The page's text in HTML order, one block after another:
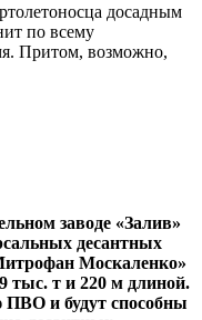
досадным
по всему
Притом, возможно,
заводе «Залив»
десантных
Москаленко»
тыс. т и 220 м длиной.
и будут способны